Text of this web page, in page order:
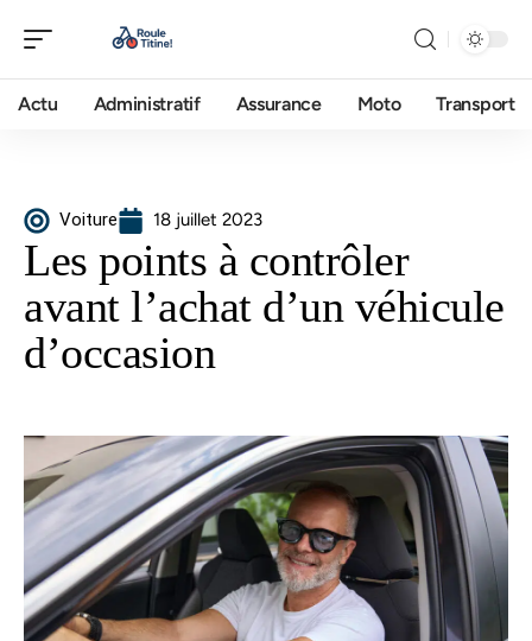
Actu Administratif Assurance Moto Transport
Voiture 18 juillet 2023
Les points à contrôler
avant l’achat d’un véhicule
d’occasion